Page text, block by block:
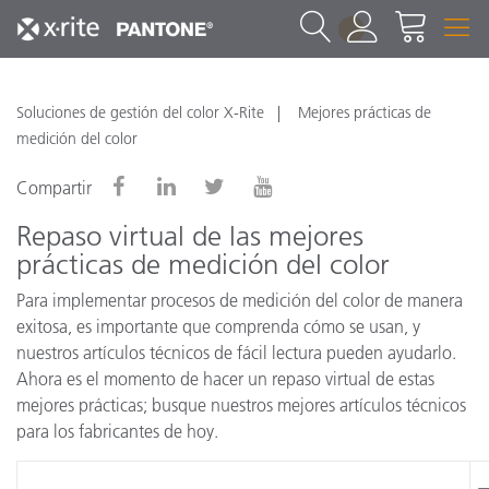
1
Soluciones de gestión del color X-Rite
Mejores prácticas de
medición del color
Compartir
Repaso virtual de las mejores
prácticas de medición del color
Para implementar procesos de medición del color de manera
exitosa, es importante que comprenda cómo se usan, y
nuestros artículos técnicos de fácil lectura pueden ayudarlo.
Ahora es el momento de hacer un repaso virtual de estas
mejores prácticas; busque nuestros mejores artículos técnicos
para los fabricantes de hoy.